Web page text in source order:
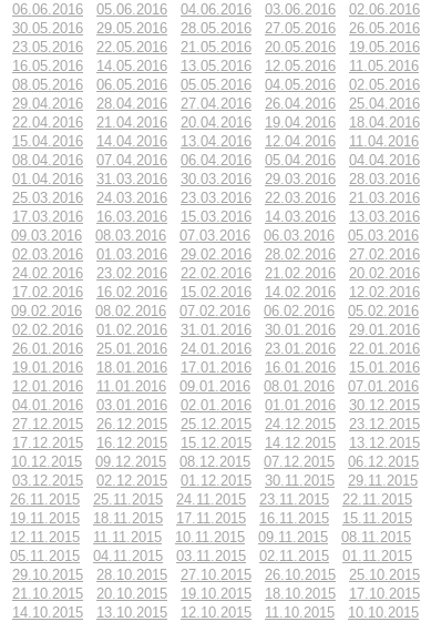
06.06.2016 05.06.2016 04.06.2016 03.06.2016
02.06.2016
30.05.2016 29.05.2016 28.05.2016 27.05.2016
26.05.2016
23.05.2016 22.05.2016 21.05.2016 20.05.2016
19.05.2016
16.05.2016 14.05.2016 13.05.2016 12.05.2016
11.05.2016
08.05.2016 06.05.2016 05.05.2016 04.05.2016
02.05.2016
29.04.2016 28.04.2016 27.04.2016 26.04.2016
25.04.2016
22.04.2016 21.04.2016 20.04.2016 19.04.2016
18.04.2016
15.04.2016 14.04.2016 13.04.2016 12.04.2016
11.04.2016
08.04.2016 07.04.2016 06.04.2016 05.04.2016
04.04.2016
01.04.2016 31.03.2016 30.03.2016 29.03.2016
28.03.2016
25.03.2016 24.03.2016 23.03.2016 22.03.2016
21.03.2016
17.03.2016 16.03.2016 15.03.2016 14.03.2016
13.03.2016
09.03.2016 08.03.2016 07.03.2016 06.03.2016
05.03.2016
02.03.2016 01.03.2016 29.02.2016 28.02.2016
27.02.2016
24.02.2016 23.02.2016 22.02.2016 21.02.2016
20.02.2016
17.02.2016 16.02.2016 15.02.2016 14.02.2016
12.02.2016
09.02.2016 08.02.2016 07.02.2016 06.02.2016
05.02.2016
02.02.2016 01.02.2016 31.01.2016 30.01.2016
29.01.2016
26.01.2016 25.01.2016 24.01.2016 23.01.2016
22.01.2016
19.01.2016 18.01.2016 17.01.2016 16.01.2016
15.01.2016
12.01.2016 11.01.2016 09.01.2016 08.01.2016
07.01.2016
04.01.2016 03.01.2016 02.01.2016 01.01.2016
30.12.2015
27.12.2015 26.12.2015 25.12.2015 24.12.2015
23.12.2015
17.12.2015 16.12.2015 15.12.2015 14.12.2015
13.12.2015
10.12.2015 09.12.2015 08.12.2015 07.12.2015
06.12.2015
03.12.2015 02.12.2015 01.12.2015 30.11.2015
29.11.2015
26.11.2015 25.11.2015 24.11.2015 23.11.2015
22.11.2015
19.11.2015 18.11.2015 17.11.2015 16.11.2015
15.11.2015
12.11.2015 11.11.2015 10.11.2015 09.11.2015
08.11.2015
05.11.2015 04.11.2015 03.11.2015 02.11.2015
01.11.2015
29.10.2015 28.10.2015 27.10.2015 26.10.2015
25.10.2015
21.10.2015 20.10.2015 19.10.2015 18.10.2015
17.10.2015
14.10.2015 13.10.2015 12.10.2015 11.10.2015
10.10.2015